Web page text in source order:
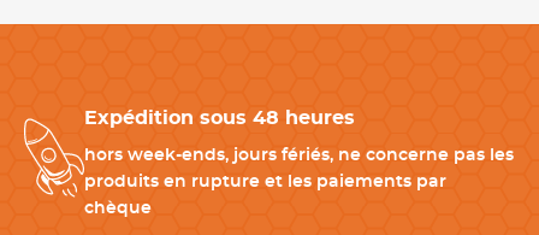
Produits complémentaires pour compléter votre
équipement
Publié le 15/04/2017
Publié le 11/03/2017
Matériel de bonne qualité
Expédition sous 48 heures
hors week-ends, jours fériés, ne concerne pas les
produits en rupture et les paiements par
chèque